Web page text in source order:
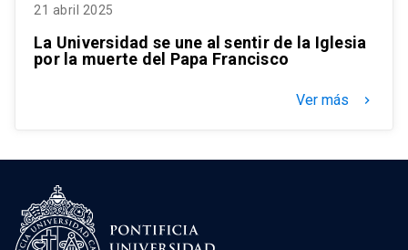
21 abril 2025
La Universidad se une al sentir de la Iglesia
por la muerte del Papa Francisco
Ver más keyboard_arrow_right